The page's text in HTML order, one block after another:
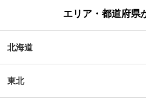
エリア・都道府県
北海道
東北